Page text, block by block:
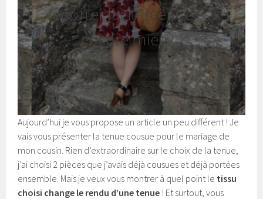
reporter facilement c’est
encore mieux !
Aujourd’hui je vous propose un article un peu différent ! Je
vais vous présenter la tenue cousue pour le mariage de
mon cousin. Rien d’extraordinaire sur le choix de la tenue,
j’ai choisi 2 pièces que j’avais déjà cousues et déjà portées
ensemble. Mais je veux vous montrer à quel point le tissu
choisi change le rendu d’une tenue ! Et surtout, vous